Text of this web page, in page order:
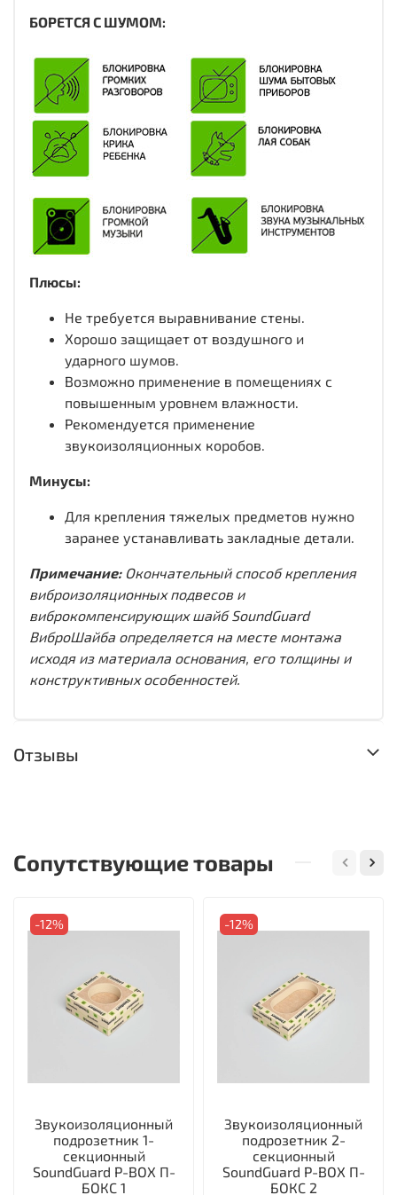
БОРЕТСЯ С ШУМОМ:
Плюсы:
Не требуется выравнивание стены.
Хорошо защищает от воздушного и
ударного шумов.
Возможно применение в помещениях с
повышенным уровнем влажности.
Рекомендуется применение
звукоизоляционных коробов.
Минусы:
Для крепления тяжелых предметов нужно
заранее устанавливать закладные детали.
Примечание: Окончательный способ крепления
виброизоляционных подвесов и
виброкомпенсирующих шайб SoundGuard
ВиброШайба определяется на месте монтажа
исходя из материала основания, его толщины и
конструктивных особенностей.
Отзывы
Сопутствующие товары
-12%
Звукоизоляционный
подрозетник 1-
секционный
SoundGuard P-BOX П-
БОКС 1
-12%
Звукоизоляционный
подрозетник 2-
секционный
SoundGuard P-BOX П-
БОКС 2